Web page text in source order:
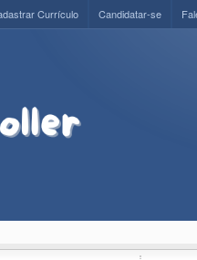
Currículo Candidatar-se